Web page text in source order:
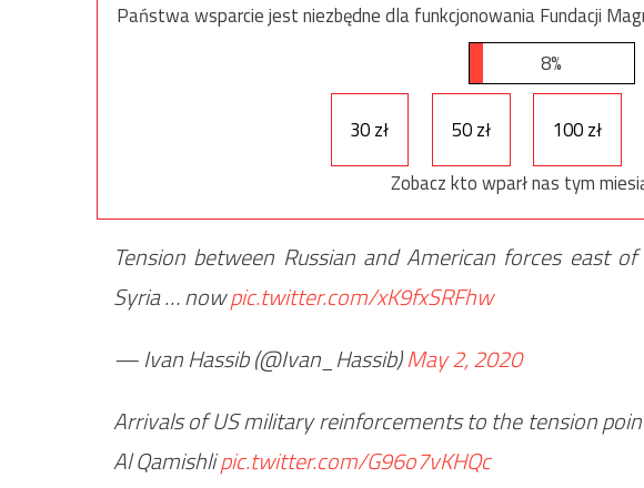
Państwa wsparcie jest niezbędne dla funkcjonowania Fundacji
8%
30 zł 50 zł 100 zł
Zobacz kto wparł nas tym
Tension between Russian and American forces east
Syria … nowpic.twitter.com/xK9fxSRFhw
— Ivan Hassib (@Ivan_Hassib)May 2, 2020
Arrivals of US military reinforcements to the tension
Al Qamishlipic.twitter.com/G96o7vKHQc